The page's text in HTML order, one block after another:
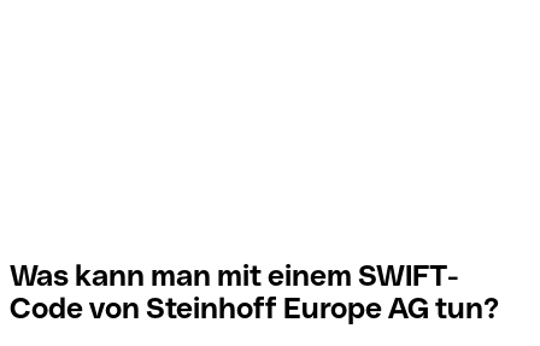
Was kann man mit einem SWIFT-
Code von Steinhoff Europe AG tun?